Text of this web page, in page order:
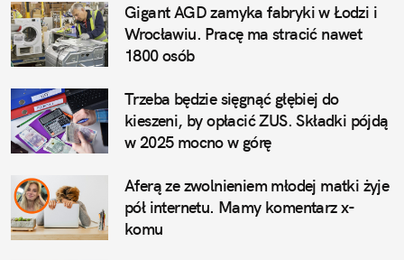
Gigant AGD zamyka fabryki w Łodzi i
Wrocławiu. Pracę ma stracić nawet
1800 osób
Trzeba będzie sięgnąć głębiej do
kieszeni, by opłacić ZUS. Składki pójdą
w 2025 mocno w górę
Aferą ze zwolnieniem młodej matki żyje
pół internetu. Mamy komentarz x-
komu